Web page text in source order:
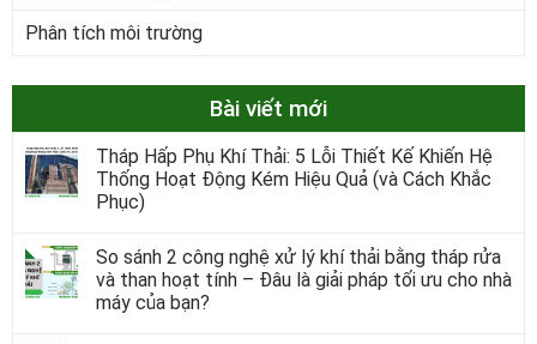
Phân tích môi trường
Bài viết mới
Tháp Hấp Phụ Khí Thải: 5 Lỗi Thiết Kế Khiến Hệ
Thống Hoạt Động Kém Hiệu Quả (và Cách Khắc
Phục)
So sánh 2 công nghệ xử lý khí thải bằng tháp rửa
và than hoạt tính – Đâu là giải pháp tối ưu cho nhà
máy của bạn?